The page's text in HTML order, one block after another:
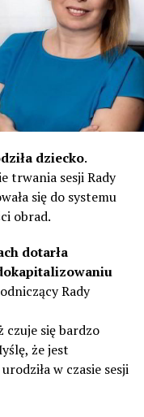
dziecko.
trwania sesji Rady
się do systemu
obrad.
dotarła
Rady
czuje się bardzo
że jest
w czasie sesji